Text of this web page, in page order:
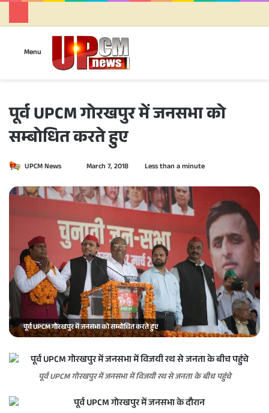
Menu
पूर्व UPCM गोरखपुर में जनसभा को
सम्बोधित करते हुए
UPCM News
n
a
n
m
l
March 7, 2018 Less than a minute
पूर्व UPCM गोरखपुर में जनसभा को सम्बोधित करते हुए
पूर्व UPCM गोरखपुर में जनसभा में विजयी रथ से जनता के बीच पहुंचे